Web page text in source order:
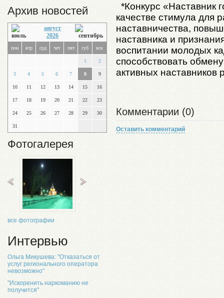
Архив новостей
август
2026
пон втр срд чет пят суб вск
1 2
3 4 5 6 7 8 9
10 11 12 13 14 15 16
17 18 19 20 21 22 23
24 25 26 27 28 29 30
31
Фотогалерея
все фотографии
Интервью
Ольга Микушева: "Отказаться от
услуг регионального оператора
невозможно"
"Искоренить наркоманию не
получится"
*Конкурс «Наставник
качестве стимула для
наставничества,
наставника и
воспитании молодых
способствовать
активных наставников
Комментарии (0)
Оставить комментарий